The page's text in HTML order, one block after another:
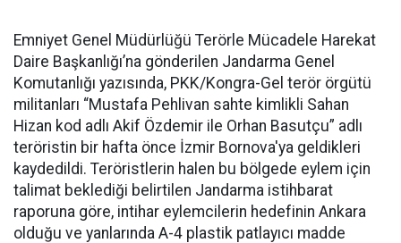
Emniyet Genel Müdürlüğü Terörle Mücadele Harekat
Daire Başkanlığı’na gönderilen Jandarma Genel
Komutanlığı yazısında, PKK/Kongra-Gel terör örgütü
militanları “Mustafa Pehlivan sahte kimlikli Sahan
Hizan kod adlı Akif Özdemir ile Orhan Basutçu” adlı
teröristin bir hafta önce İzmir Bornova'ya geldikleri
kaydedildi. Teröristlerin halen bu bölgede eylem için
talimat beklediği belirtilen Jandarma istihbarat
raporuna göre, intihar eylemcilerin hedefinin Ankara
olduğu ve yanlarında A-4 plastik patlayıcı madde